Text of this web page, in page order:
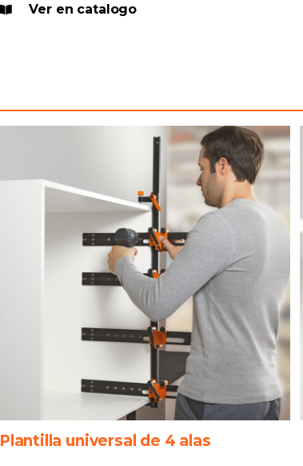
Ver en catalogo
Plantilla universal de 4 alas